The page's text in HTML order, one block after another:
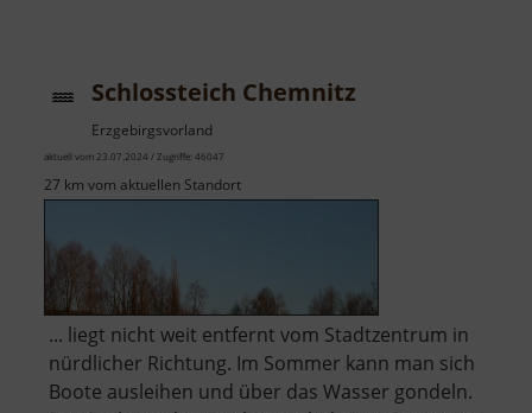
Schlossteich Chemnitz
Erzgebirgsvorland
aktuell vom 23.07.2024 / Zugriffe: 46047
27 km vom aktuellen Standort
... liegt nicht weit entfernt vom Stadtzentrum in
nürdlicher Richtung. Im Sommer kann man sich
Boote ausleihen und über das Wasser gondeln.